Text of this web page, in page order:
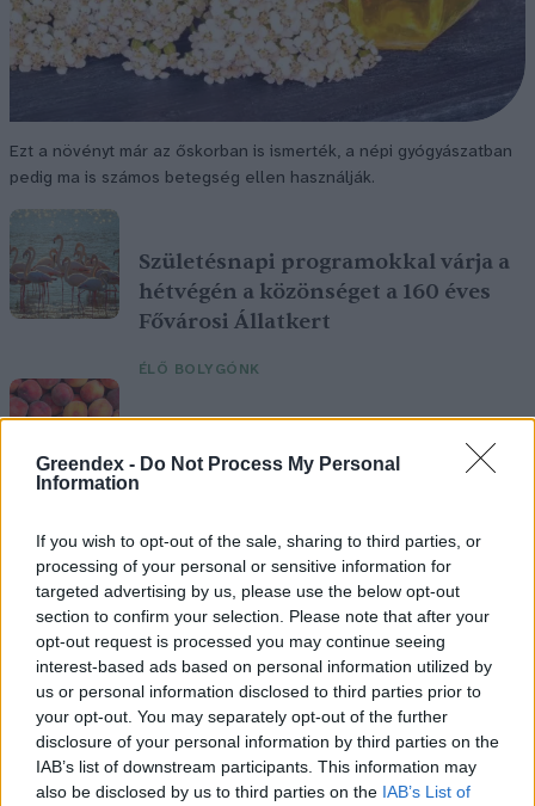
Greendex - Do Not Process My Personal
Information
If you wish to opt-out of the sale, sharing to third parties, or
processing of your personal or sensitive information for
targeted advertising by us, please use the below opt-out
section to confirm your selection. Please note that after your
opt-out request is processed you may continue seeing
interest-based ads based on personal information utilized by
us or personal information disclosed to third parties prior to
your opt-out. You may separately opt-out of the further
disclosure of your personal information by third parties on the
IAB’s list of downstream participants. This information may
also be disclosed by us to third parties on the IAB’s List of
Ezt a növényt már az őskorban is ismerték, a népi gyógyászatban
pedig ma is számos betegség ellen használják.
Születésnapi programokkal várja a
hétvégén a közönséget a 160 éves
Fővárosi Állatkert
ÉLŐ BOLYGÓNK
a legjobb lelőhelyek!